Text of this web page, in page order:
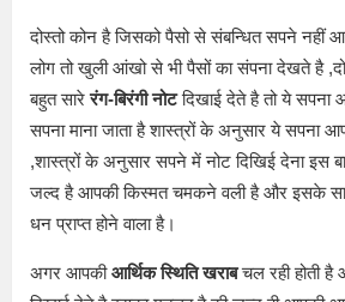
दोस्तो कोन है जिसको पैसो से संबन्धित सपने नहीं
लोग तो खुली आंखो से भी पैसों का संपना देखते है
बहुत सारेरंग-बिरंगी नोटदिखाई देते है तो ये सपना
सपना माना जाता है शास्त्रों के अनुसार ये सपना
,शास्त्रों के अनुसार सपने में नोट दिखिई देना इस
जल्द है आपकी किस्मत चमकने वली है और इसके
धन प्राप्त होने वाला है।
अगर आपकीआर्थिक स्थिति खराबचल रही होती